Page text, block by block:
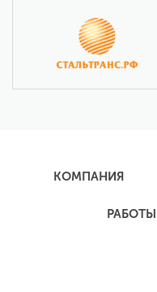
КОМПАНИЯ
РАБОТЫ